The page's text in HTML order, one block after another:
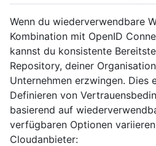
Wenn du wiederverwendbare
Kombination mit OpenID
kannst du konsistente
Repository, deiner
Unternehmen erzwingen. Dies
Definieren von
basierend auf
verfügbaren Optionen
Cloudanbieter: